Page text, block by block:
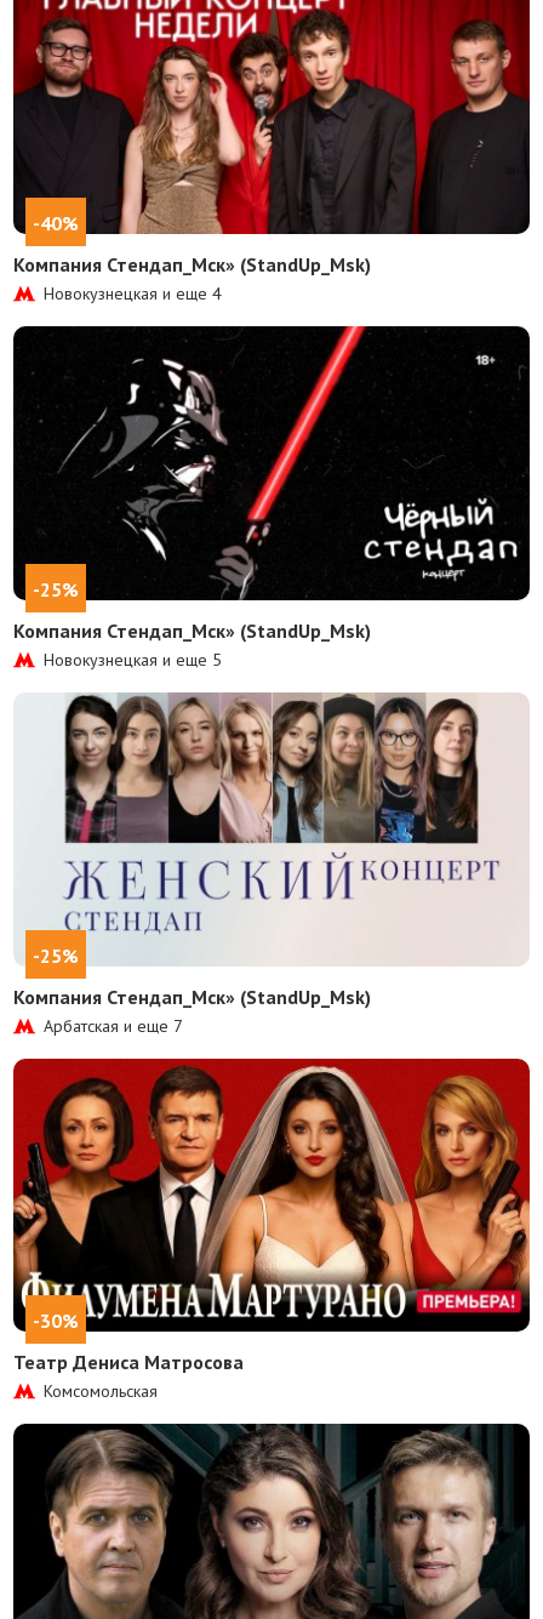
-40%
Компания Стендап_Мск» (StandUp_Msk)
Новокузнецкая и еще4
-25%
Компания Стендап_Мск» (StandUp_Msk)
Новокузнецкая и еще 5
-25%
Компания Стендап_Мск» (StandUp_Msk)
Арбатская и еще 7
-30%
Театр Дениса Матросова
Комсомольская